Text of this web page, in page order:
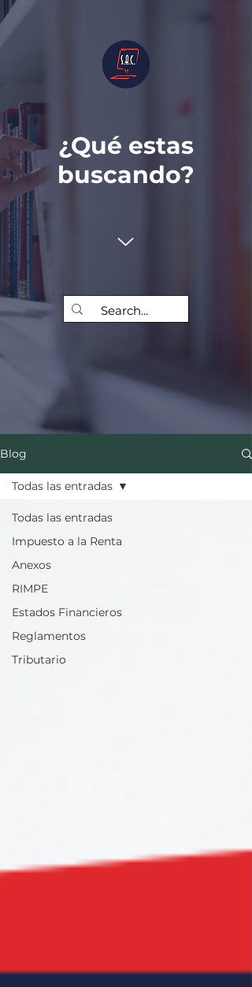
¿Qué estas
buscando?
Blog
Todas las entradas
Impuesto a la Renta
Anexos
RIMPE
Estados Financieros
Reglamentos
Tributario
Todas las entradas